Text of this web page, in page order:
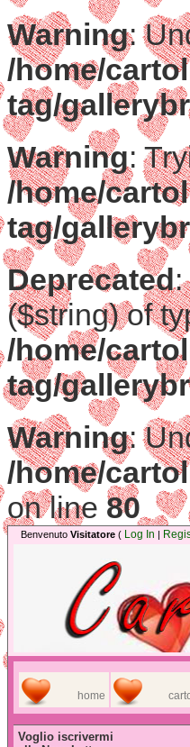
Warning:
/home/
tag/
Warning:
/home/
tag/
Deprecated:
($string) of
/home/
tag/
Warning:
/home/
on line 80
Benvenuto Visitatore ( Log In |
home
Voglio iscrivermi